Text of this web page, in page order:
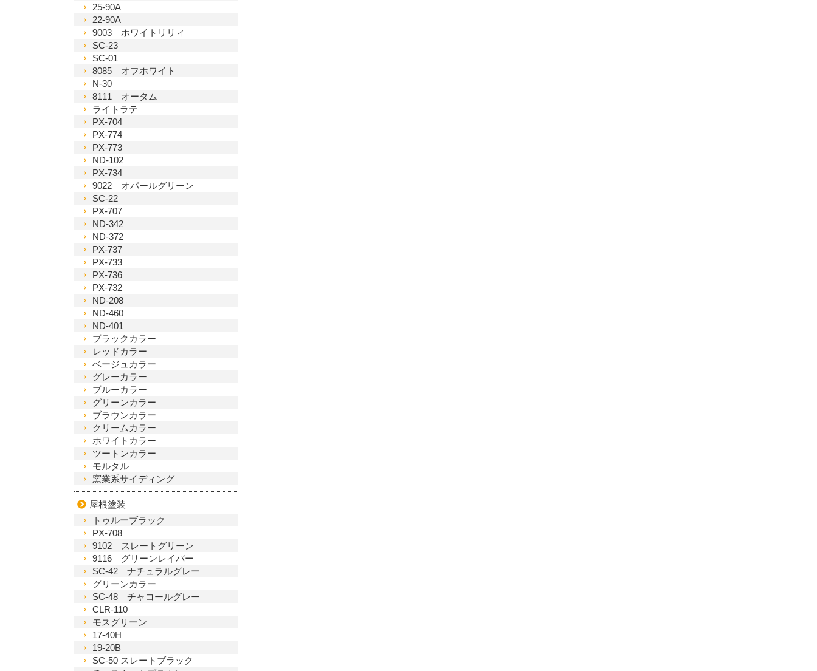
25-90A
22-90A
9003 ホワイトリリィ
SC-23
SC-01
8085 オフホワイト
N-30
8111 オータム
ライトラテ
PX-704
PX-774
PX-773
ND-102
PX-734
9022 オパールグリーン
SC-22
PX-707
ND-342
ND-372
PX-737
PX-733
PX-736
PX-732
ND-208
ND-460
ND-401
ブラックカラー
レッドカラー
ベージュカラー
グレーカラー
ブルーカラー
グリーンカラー
ブラウンカラー
クリームカラー
ホワイトカラー
ツートンカラー
モルタル
窯業系サイディング
屋根塗装
トゥルーブラック
PX-708
9102 スレートグリーン
9116 グリーンレイバー
SC-42 ナチュラルグレー
グリーンカラー
SC-48 チャコールグレー
CLR-110
モスグリーン
17-40H
19-20B
SC-50 スレートブラック